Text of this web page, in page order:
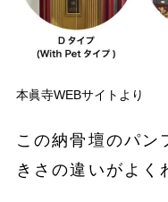
本眞寺WEBサイトより
この納骨壇のパン
きさの違いがよく